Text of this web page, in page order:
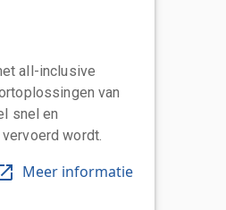
all-inclusive
van
snel en
wordt.
Meer informatie